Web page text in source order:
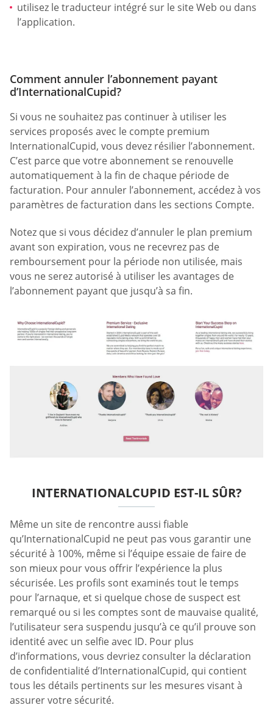
utilisez le traducteur intégré sur le site Web ou dans
l’application.
Comment annuler l’abonnement payant
d’InternationalCupid?
Si vous ne souhaitez pas continuer à utiliser les
services proposés avec le compte premium
InternationalCupid, vous devez résilier l’abonnement.
C’est parce que votre abonnement se renouvelle
automatiquement à la fin de chaque période de
facturation. Pour annuler l’abonnement, accédez à vos
paramètres de facturation dans les sections Compte.
Notez que si vous décidez d’annuler le plan premium
avant son expiration, vous ne recevrez pas de
remboursement pour la période non utilisée, mais
vous ne serez autorisé à utiliser les avantages de
l’abonnement payant que jusqu’à sa fin.
INTERNATIONALCUPID EST-IL SÛR?
Même un site de rencontre aussi fiable
qu’InternationalCupid ne peut pas vous garantir une
sécurité à 100%, même si l’équipe essaie de faire de
son mieux pour vous offrir l’expérience la plus
sécurisée. Les profils sont examinés tout le temps
pour l’arnaque, et si quelque chose de suspect est
remarqué ou si les comptes sont de mauvaise qualité,
l’utilisateur sera suspendu jusqu’à ce qu’il prouve son
identité avec un selfie avec ID. Pour plus
d’informations, vous devriez consulter la déclaration
de confidentialité d’InternationalCupid, qui contient
tous les détails pertinents sur les mesures visant à
assurer votre sécurité.